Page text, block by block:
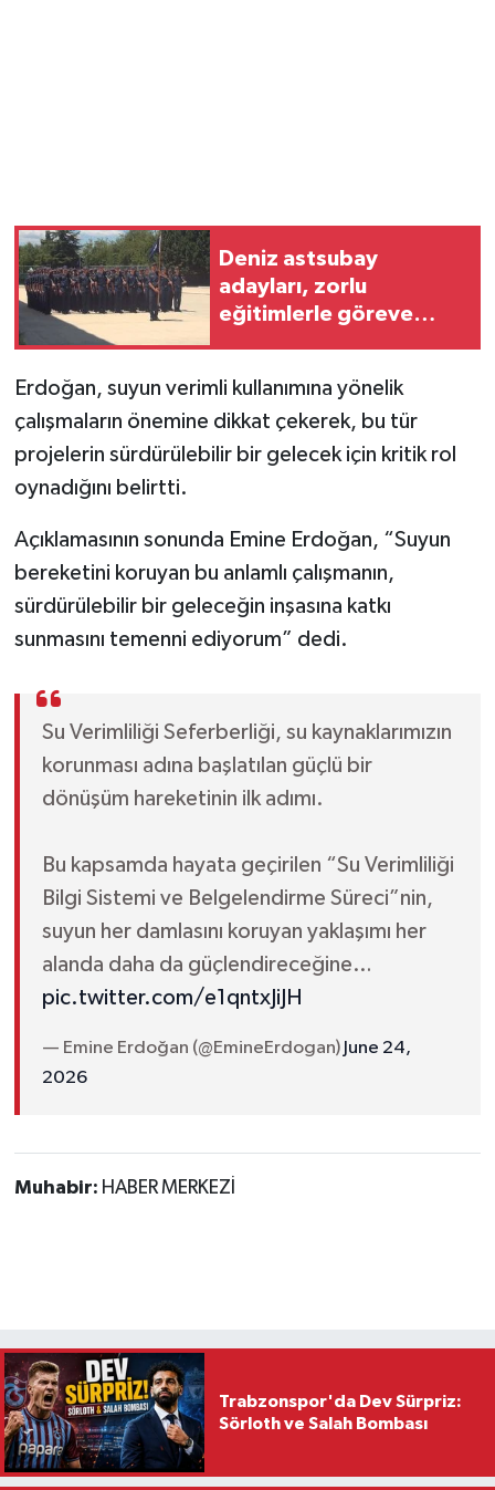
Deniz astsubay
adayları, zorlu
eğitimlerle göreve
Erdoğan, suyun verimli kullanımına yönelik
çalışmaların önemine dikkat çekerek, bu tür
projelerin sürdürülebilir bir gelecek için kritik rol
oynadığını belirtti.
Açıklamasının sonunda Emine Erdoğan, “Suyun
bereketini koruyan bu anlamlı çalışmanın,
sürdürülebilir bir geleceğin inşasına katkı
sunmasını temenni ediyorum” dedi.
Su Verimliliği Seferberliği, su kaynaklarımızın
korunması adına başlatılan güçlü bir
dönüşüm hareketinin ilk adımı.
Bu kapsamda hayata geçirilen “Su Verimliliği
Bilgi Sistemi ve Belgelendirme Süreci”nin,
suyun her damlasını koruyan yaklaşımı her
alanda daha da güçlendireceğine…
pic.twitter.com/e1qntxJiJH
— Emine Erdoğan (@EmineErdogan) June 24,
2026
Muhabir: HABER MERKEZİ
Trabzonspor'da Dev Sürpriz:
Sörloth ve Salah Bombası